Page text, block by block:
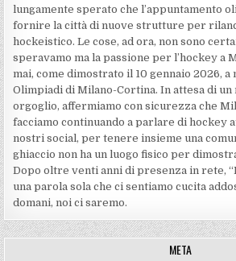
lungamente sperato che l’appuntamento
fornire la città di nuove strutture per
hockeistico. Le cose, ad ora, non sono
speravamo ma la passione per l’hockey a
mai, come dimostrato il 10 gennaio 2026, a
Olimpiadi di Milano-Cortina. In attesa di
orgoglio, affermiamo con sicurezza che
facciamo continuando a parlare di hockey
nostri social, per tenere insieme una
ghiaccio non ha un luogo fisico per
Dopo oltre venti anni di presenza in rete,
una parola sola che ci sentiamo cucita
domani, noi ci saremo.
META